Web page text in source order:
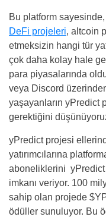
Bu platform
DeFi projeleri, altcoin
etmeksizin hangi tür
çok daha kolay hale
para piyasalarında
veya Discord
yaşayanların yPredict
gerektiğini
yPredict projesi
yatırımcılarına
aboneliklerini yPredict
imkanı veriyor. 100
sahip olan projede
ödüller sunuluyor. Bu